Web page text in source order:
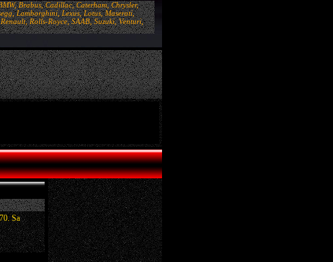
Brabus, Cadillac, Caterham, Chrysler,
Lamborghini, Lexus, Lotus, Maserati,
Rolls-Royce, SAAB, Suzuki, Venturi,
Sa